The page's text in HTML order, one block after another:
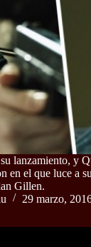
lanzamiento, y
en el que luce a
Gillen.
29 marzo,